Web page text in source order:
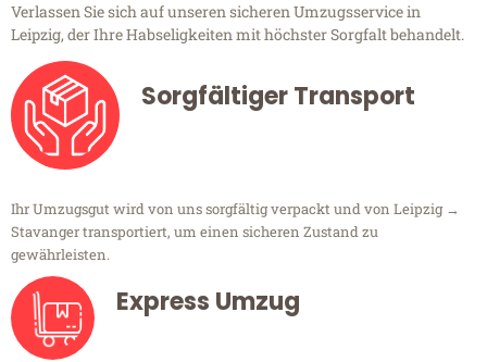
Verlassen Sie sich auf unseren sicheren Umzugsservice in
Leipzig, der Ihre Habseligkeiten mit höchster Sorgfalt behandelt.
Sorgfältiger Transport
Ihr Umzugsgut wird von uns sorgfältig verpackt und von Leipzig →
Stavanger transportiert, um einen sicheren Zustand zu
gewährleisten.
Express Umzug